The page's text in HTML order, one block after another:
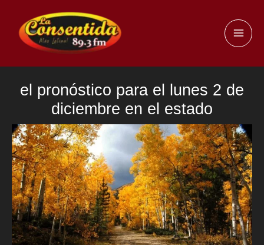
contenido
el pronóstico para el lunes 2 de
diciembre en el estado